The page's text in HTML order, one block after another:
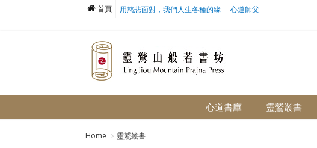
首頁 用慈悲面對，我們人生各種的緣----心道師父
心道書庫 靈鷲叢書
Home 靈鷲叢書